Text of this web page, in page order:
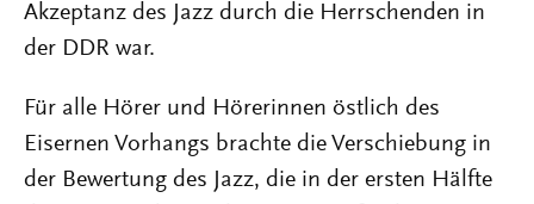
Akzeptanz des Jazz durch die Herrschenden in
der DDR war.
Für alle Hörer und Hörerinnen östlich des
Eisernen Vorhangs brachte die Verschiebung in
der Bewertung des Jazz, die in der ersten Hälfte